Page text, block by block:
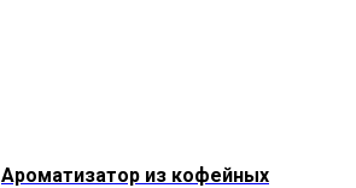
Ароматизатор из кофейных